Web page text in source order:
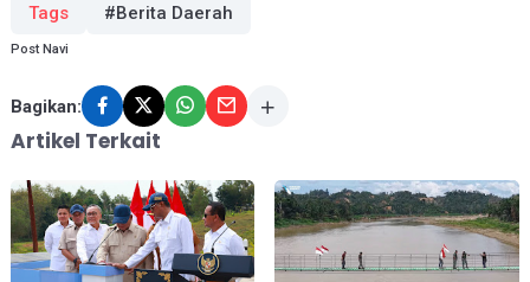
Tags #Berita Daerah
Post Navi
Bagikan:
Artikel Terkait